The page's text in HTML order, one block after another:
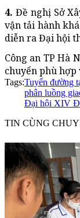
4. Đề nghị Sở
vận tải hành
diễn ra Đại hội
Công an TP Hà
chuyển phù
Tags:Tuyến đường
phân luồng
Đại hội XIV
TIN CÙNG